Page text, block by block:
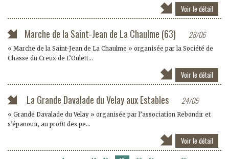
Voir le détail
Marche de la Saint-Jean de La Chaulme (63) 28/06
« Marche de la Saint-Jean de La Chaulme » organisée par la Société de
Chasse du Creux de L’Oulett...
Voir le détail
La Grande Davalade du Velay aux Estables 24/05
« Grande Davalade du Velay » organisée par l’association Rebondir et
s’épanouir, au profit des pe...
Voir le détail